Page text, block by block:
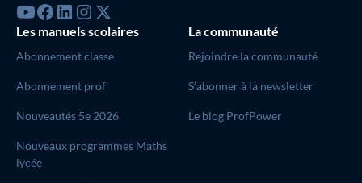
Les manuels scolaires
Abonnement classe
Abonnement prof'
Nouveautés 5e 2026
Nouveaux programmes Maths
lycée
La communauté
Rejoindre la communauté
S’abonner à la newsletter
Le blog ProfPower